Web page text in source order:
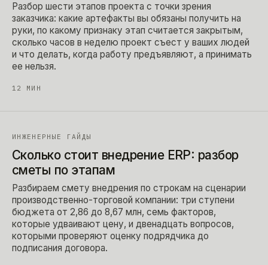
Разбор шести этапов проекта с точки зрения
заказчика: какие артефакты вы обязаны получить на
руки, по какому признаку этап считается закрытым,
сколько часов в неделю проект съест у ваших людей
и что делать, когда работу предъявляют, а принимать
ее нельзя.
12 МИН
ИНЖЕНЕРНЫЕ ГАЙДЫ
Сколько стоит внедрение ERP: разбор
сметы по этапам
Разбираем смету внедрения по строкам на сценарии
производственно-торговой компании: три ступени
бюджета от 2,86 до 8,67 млн, семь факторов,
которые удваивают цену, и двенадцать вопросов,
которыми проверяют оценку подрядчика до
подписания договора.